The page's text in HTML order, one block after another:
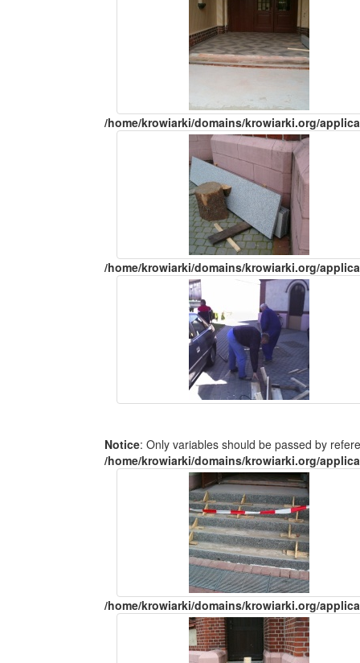
/home/krowiarki/domains/krowiarki.org/
/home/krowiarki/domains/krowiarki.org/
Notice: Only variables should be passed by
/home/krowiarki/domains/krowiarki.org/
/home/krowiarki/domains/krowiarki.org/